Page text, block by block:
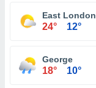
East London
24° 12°
George
18° 10°